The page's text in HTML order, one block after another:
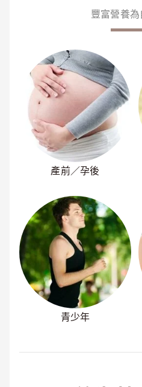
豐富營養
產前／孕後
青少年